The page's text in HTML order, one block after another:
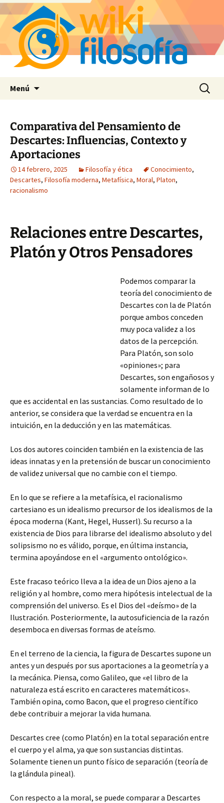
Menú Buscar:
Comparativa del Pensamiento de
Descartes: Influencias, Contexto y
Aportaciones
14 febrero, 2025 Filosofía y ética Conocimiento,
Descartes, Filosofía moderna, Metafísica, Moral, Platon,
racionalismo
Relaciones entre Descartes,
Platón y Otros Pensadores
Podemos comparar la
teoría del conocimiento de
Descartes con la de Platón
porque ambos conceden
muy poca validez a los
datos de la percepción.
Para Platón, son solo
«opiniones»; para
Descartes, son engañosos y
solamente informan de lo
que es accidental en las sustancias. Como resultado de lo
anterior, se considera que la verdad se encuentra en la
intuición, en la deducción y en las matemáticas.
Los dos autores coinciden también en la existencia de las
ideas innatas y en la pretensión de buscar un conocimiento
de validez universal que no cambie con el tiempo.
En lo que se refiere a la metafísica, el racionalismo
cartesiano es un idealismo precursor de los idealismos de la
época moderna (Kant, Hegel, Husserl). Su recurso a la
existencia de Dios para librarse del idealismo absoluto y del
solipsismo no es válido, porque, en última instancia,
termina apoyándose en el «argumento ontológico».
Este fracaso teórico lleva a la idea de un Dios ajeno a la
religión y al hombre, como mera hipótesis intelectual de la
comprensión del universo. Es el Dios del «deísmo» de la
Ilustración. Posteriormente, la autosuficiencia de la razón
desemboca en diversas formas de ateísmo.
En el terreno de la ciencia, la figura de Descartes supone un
antes y un después por sus aportaciones a la geometría y a
la mecánica. Piensa, como Galileo, que «el libro de la
naturaleza está escrito en caracteres matemáticos».
También opina, como Bacon, que el progreso científico
debe contribuir a mejorar la vida humana.
Descartes cree (como Platón) en la total separación entre
el cuerpo y el alma, ya que son sustancias distintas.
Solamente tienen un punto físico de separación (teoría de
la glándula pineal).
Con respecto a la moral, se puede comparar a Descartes